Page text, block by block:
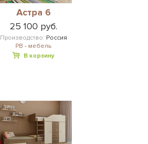
Астра 6
25 100 руб.
Производство: Россия
РВ - мебель
В корзину